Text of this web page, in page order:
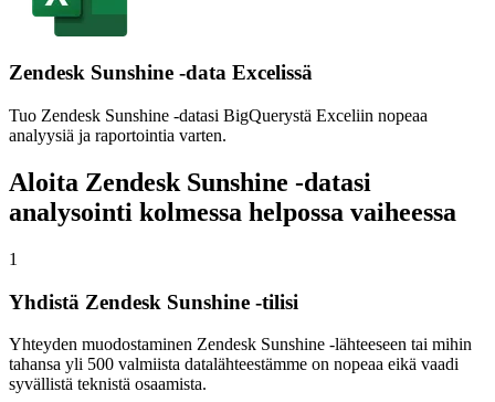
Zendesk Sunshine -data Excelissä
Tuo Zendesk Sunshine -datasi BigQuerystä Exceliin nopeaa
analyysiä ja raportointia varten.
Aloita Zendesk Sunshine -datasi
analysointi kolmessa helpossa vaiheessa
1
Yhdistä Zendesk Sunshine -tilisi
Yhteyden muodostaminen Zendesk Sunshine -lähteeseen tai mihin
tahansa yli 500 valmiista datalähteestämme on nopeaa eikä vaadi
syvällistä teknistä osaamista.